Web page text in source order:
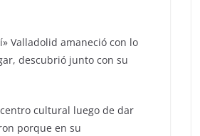
Valladolid amaneció con lo
descubrió junto con su
cultural luego de dar
porque en su